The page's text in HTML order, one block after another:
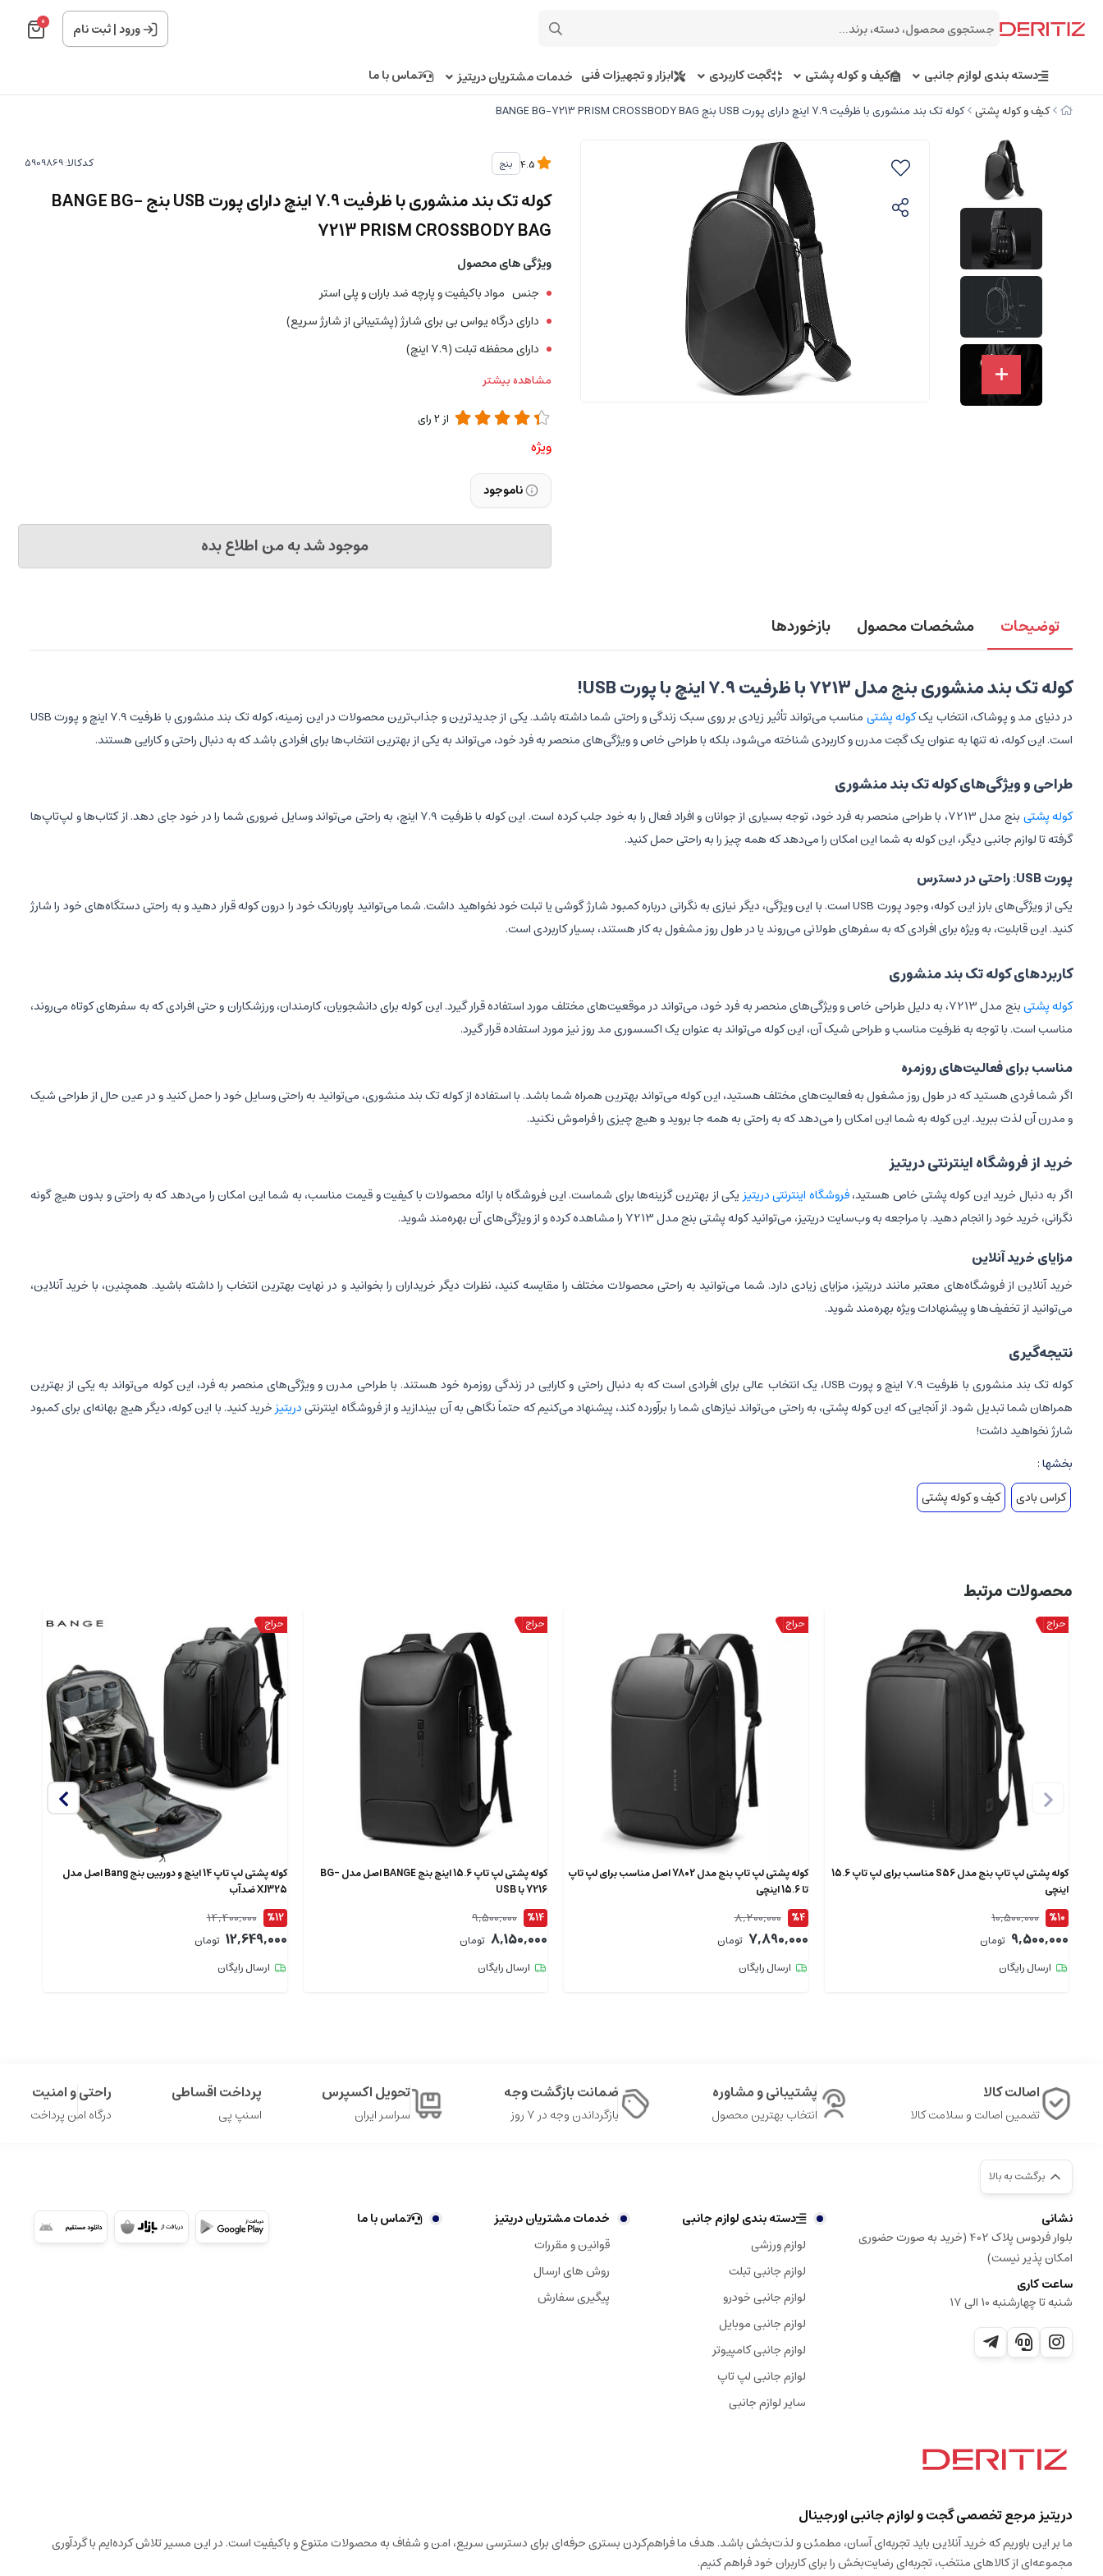
ورود|ثبت نام 0
دسته بندی لوازم جانبی کیف و کوله پشتی گجت کاربردی ابزار و تجهیزات فنی خدمات مشتریان دریتیز تماس با ما
کیف و کوله پشتی کوله تک بند منشوری با ظرفیت 7.9 اینچ دارای پورت USB بنج BANGE BG-7213 PRISM CROSSBODY BAG
بنج کدکالا:
کوله تک بند منشوری با ظرفیت 7.9 اینچ دارای پورت USB بنج BANGE BG-
7213 PRISM CROSSBODY BAG
ویژگی های محصول
جنس مواد باکیفیت و پارچه ضد باران و پلی استر
دارای درگاه یواس‌ بی برای شارژ (پشتیبانی از شارژ سریع)
دارای محفظه تبلت (7.9 اینچ)
مشاهده بیشتر
از2رای
ویژه
ناموجود
موجود شد به من اطلاع بده
توضیحات مشخصات محصول بازخوردها
کوله تک بند منشوری بنج مدل 7213 با ظرفیت 7.9 اینچ با پورت USB!
در دنیای مد و پوشاک، انتخاب یککوله پشتی
مناسب می‌تواند تأثیر زیادی بر روی سبک زندگی و راحتی شما داشته باشد. یکی از جدیدترین و جذاب‌ترین محصولات در این زمینه، کوله تک بند منشوری با ظرفیت 7.9 اینچ و پورت USB
است. این کوله، نه تنها به عنوان یک گجت مدرن و کاربردی شناخته می‌شود، بلکه با طراحی خاص و ویژگی‌های منحصر به فرد خود، می‌تواند به یکی از بهترین انتخاب‌ها برای افرادی باشد که به دنبال راحتی و کارایی هستند.
طراحی و ویژگی‌های کوله تک بند منشوری
کوله پشتی
بنج مدل 7213، با طراحی منحصر به فرد خود، توجه بسیاری از جوانان و افراد فعال را به خود جلب کرده است. این کوله با ظرفیت 7.9 اینچ، به راحتی می‌تواند وسایل ضروری شما را در خود جای دهد. از کتاب‌ها و لپ‌تاپ‌ها
گرفته تا لوازم جانبی دیگر، این کوله به شما این امکان را می‌دهد که همه چیز را به راحتی حمل کنید.
پورت USB: راحتی در دسترس
یکی از ویژگی‌های بارز این کوله، وجود پورت USB است. با این ویژگی، دیگر نیازی به نگرانی درباره کمبود شارژ گوشی یا تبلت خود نخواهید داشت. شما می‌توانید پاوربانک خود را درون کوله قرار دهید و به راحتی دستگاه‌های خود را شارژ
کنید. این قابلیت، به ویژه برای افرادی که به سفرهای طولانی می‌روند یا در طول روز مشغول به کار هستند، بسیار کاربردی است.
کاربردهای کوله تک بند منشوری
کوله پشتی
بنج مدل 7213، به دلیل طراحی خاص و ویژگی‌های منحصر به فرد خود، می‌تواند در موقعیت‌های مختلف مورد استفاده قرار گیرد. این کوله برای دانشجویان، کارمندان، ورزشکاران و حتی افرادی که به سفرهای کوتاه می‌روند،
مناسب است. با توجه به ظرفیت مناسب و طراحی شیک آن، این کوله می‌تواند به عنوان یک اکسسوری مد روز نیز مورد استفاده قرار گیرد.
مناسب برای فعالیت‌های روزمره
اگر شما فردی هستید که در طول روز مشغول به فعالیت‌های مختلف هستید، این کوله می‌تواند بهترین همراه شما باشد. با استفاده از کوله تک بند منشوری، می‌توانید به راحتی وسایل خود را حمل کنید و در عین حال از طراحی شیک
و مدرن آن لذت ببرید. این کوله به شما این امکان را می‌دهد که به راحتی به همه جا بروید و هیچ چیزی را فراموش نکنید.
خرید از فروشگاه اینترنتی دریتیز
اگر به دنبال خرید این کوله پشتی خاص هستید،فروشگاه اینترنتی دریتیزیکی از بهترین گزینه‌ها برای شماست. این فروشگاه با ارائه محصولات با کیفیت و قیمت مناسب، به شما این امکان را می‌دهد که به راحتی و بدون هیچ گونه
نگرانی، خرید خود را انجام دهید. با مراجعه به وب‌سایت دریتیز، می‌توانید کوله پشتی بنج مدل 7213 را مشاهده کرده و از ویژگی‌های آن بهره‌مند شوید.
مزایای خرید آنلاین
خرید آنلاین از فروشگاه‌های معتبر مانند دریتیز، مزایای زیادی دارد. شما می‌توانید به راحتی محصولات مختلف را مقایسه کنید، نظرات دیگر خریداران را بخوانید و در نهایت بهترین انتخاب را داشته باشید. همچنین، با خرید آنلاین،
می‌توانید از تخفیف‌ها و پیشنهادات ویژه بهره‌مند شوید.
نتیجه‌گیری
کوله تک بند منشوری با ظرفیت 7.9 اینچ و پورت USB، یک انتخاب عالی برای افرادی است که به دنبال راحتی و کارایی در زندگی روزمره خود هستند. با طراحی مدرن و ویژگی‌های منحصر به فرد، این کوله می‌تواند به یکی از بهترین
همراهان شما تبدیل شود. از آنجایی که این کوله پشتی، به راحتی می‌تواند نیازهای شما را برآورده کند، پیشنهاد می‌کنیم که حتماً نگاهی به آن بیندازید و از فروشگاه اینترنتیدریتیزخرید کنید. با این کوله، دیگر هیچ بهانه‌ای برای کمبود
شارژ نخواهید داشت!
بخشها :
کراس بادی
کیف و کوله پشتی
محصولات مرتبط
کوله پشتی لپ تاپ بنج مدل S56 مناسب برای لپ تاپ 15.6
اینچی
%10
10,500,000
9,500,000 تومان
ارسال رایگان
کوله پشتی لپ تاپ بنج مدل 7802 اصل مناسب برای لپ تاپ
تا 15.6 اینچی
%4
8,200,000
7,890,000 تومان
ارسال رایگان
کوله پشتی لپ تاپ 15.6 اینچ بنج BANGE اصل مدل BG-
7216 با USB
%14
9,500,000
8,150,000 تومان
ارسال رایگان
کوله‌ پشتی لپ‌ تاپ 14 اینچ و دوربین بنج Bang اصل مدل
XJ325 ضدآب
%12
14,400,000
12,649,000 تومان
ارسال رایگان
اصالت کالا
تضمین اصالت و سلامت کالا
پشتیبانی و مشاوره
انتخاب بهترین محصول
ضمانت بازگشت وجه
بازگرداندن وجه در ۷ روز
تحویل اکسپرس
سراسر ایران
پرداخت اقساطی
اسنپ پی
راحتی و امنیت
درگاه امن پرداخت
برگشت به بالا
نشانی
بلوار فردوس پلاک 402 (خرید به صورت حضوری
امکان پذیر نیست)
ساعت کاری
شنبه تا چهارشنبه 10 الی 17
دسته بندی لوازم جانبی
لوازم ورزشی
لوازم جانبی تبلت
لوازم جانبی خودرو
لوازم جانبی موبایل
لوازم جانبی کامپیوتر
لوازم جانبی لپ تاپ
سایر لوازم جانبی
خدمات مشتریان دریتیز
قوانین و مقررات
روش های ارسال
پیگیری سفارش
تماس با ما
دریتیز مرجع تخصصی گجت و لوازم جانبی اورجینال
ما بر این باوریم که خرید آنلاین باید تجربه‌ای آسان، مطمئن و لذت‌بخش باشد. هدف ما فراهم‌کردن بستری حرفه‌ای برای دسترسی سریع، امن و شفاف به محصولات متنوع و باکیفیت است. در این مسیر تلاش کرده‌ایم با گردآوری
مجموعه‌ای از کالاهای منتخب، تجربه‌ای رضایت‌بخش را برای کاربران خود فراهم کنیم.